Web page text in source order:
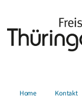
Home Kontakt